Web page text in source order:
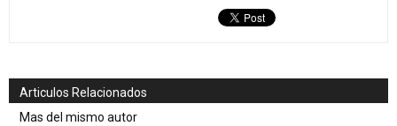
Articulos Relacionados
Mas del mismo autor